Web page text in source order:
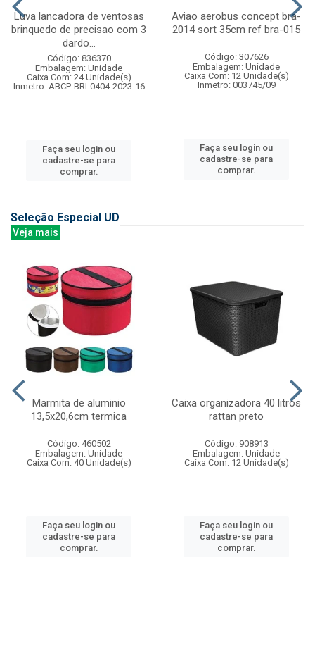
Luva lancadora de ventosas
brinquedo de precisao com 3
dardo...
Código: 836370
Embalagem: Unidade
Caixa Com: 24 Unidade(s)
Inmetro: ABCP-BRI-0404-2023-16
Faça seu login ou
cadastre-se para
comprar.
Aviao aerobus concept bra-
2014 sort 35cm ref bra-015
Código: 307626
Embalagem: Unidade
Caixa Com: 12 Unidade(s)
Inmetro: 003745/09
Faça seu login ou
cadastre-se para
comprar.
Seleção Especial UD
Veja mais
Marmita de aluminio
13,5x20,6cm termica
Código: 460502
Embalagem: Unidade
Caixa Com: 40 Unidade(s)
Faça seu login ou
cadastre-se para
comprar.
Caixa organizadora 40 litros
rattan preto
Código: 908913
Embalagem: Unidade
Caixa Com: 12 Unidade(s)
Faça seu login ou
cadastre-se para
comprar.